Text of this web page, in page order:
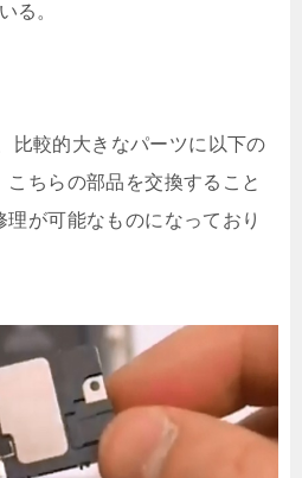
る。
比較的大きなパーツに以下の
ちらの部品を交換すること
が可能なものになっており